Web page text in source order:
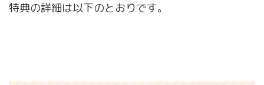
特典の詳細は以下のとおりです。